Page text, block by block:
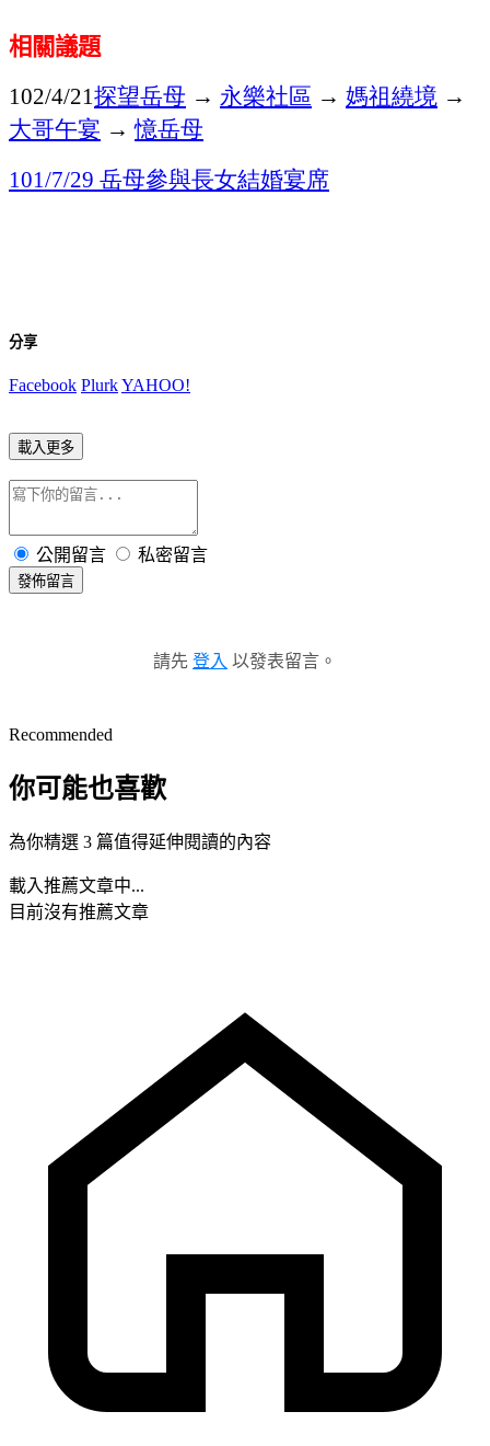
相關議題
102/4/21探望岳母 → 永樂社區 → 媽祖繞境 →
大哥午宴 → 憶岳母
101/7/29 岳母參與長女結婚宴席
分享
Facebook PlurkYAHOO!
載入更多
公開留言 私密留言
發佈留言
請先 登入 以發表留言。
Recommended
你可能也喜歡
為你精選 3 篇值得延伸閱讀的內容
載入推薦文章中...
目前沒有推薦文章